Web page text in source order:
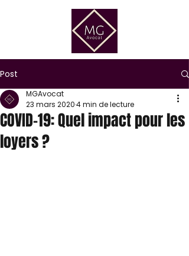
Post
COVID-19: Quel impact pour les
loyers ?
MGAvocat
23 mars 20204 min de lecture